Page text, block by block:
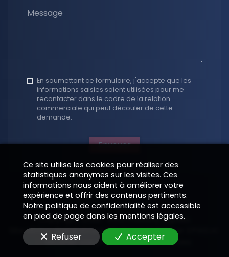
Message
En soumettant ce formulaire, j'accepte que les
informations saisies soient utilisées pour me
recontacter dans le cadre de la relation
commerciale qui peut découler de cette
demande.
Envoyer
Copyright 2026—Informations légales
—
Site vitrine digital structuré et supervisé par
—Modifier vos préférences de cookies
Ce site utilise les cookies pour réaliser des
statistiques anonymes sur les visites. Ces
informations nous aident à améliorer votre
expérience et offrir des contenus pertinents.
Notre politique de confidentialité est accessible
en pied de page dans les mentions légales.
Refuser Accepter